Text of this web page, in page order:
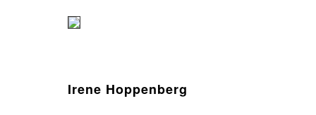
Irene Hoppenberg